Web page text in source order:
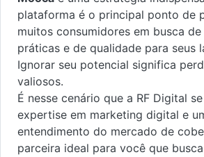
plataforma é o principal ponto de
muitos consumidores em busca
práticas e de qualidade para seus
Ignorar seu potencial significa
valiosos.
É nesse cenário que a RF Digital
expertise em marketing digital e
entendimento do mercado de
parceira ideal para você que busca